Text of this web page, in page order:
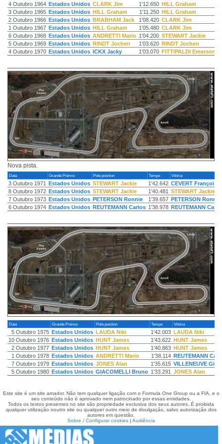
4 Outubro 1964 Estados Unidos CLARK Jim 1'12.650 HILL Graham
3 Outubro 1965 Estados Unidos HILL Graham 1'11.250 HILL Graham
2 Outubro 1966 Estados Unidos BRABHAM Jack 1'08.420 CLARK Jim
1 Outubro 1967 Estados Unidos HILL Graham 1'05.480 CLARK Jim
6 Outubro 1968 Estados Unidos ANDRETTI Mario 1'04.200 STEWART Jackie
5 Outubro 1969 Estados Unidos RINDT Jochen 1'03.620 RINDT Jochen
4 Outubro 1970 Estados Unidos ICKX Jacky 1'03.070 FITTIPALDI Emerson
Nova pista.
Data Grande Prémio Pole position Tempo Vitória
3 Outubro 1971 Estados Unidos STEWART Jackie 1'42.642 CEVERT François
8 Outubro 1972 Estados Unidos STEWART Jackie 1'40.481 STEWART Jackie
7 Outubro 1973 Estados Unidos PETERSON Ronnie 1'39.657 PETERSON Ronnie
6 Outubro 1974 Estados Unidos REUTEMANN Carlos 1'38.978 REUTEMANN
Data Grande Prémio Pole position Tempo Vitória
5 Outubro 1975 Estados Unidos LAUDA Niki 1'42.003 LAUDA Niki
10 Outubro 1976 Estados Unidos HUNT James 1'43.622 HUNT James
2 Outubro 1977 Estados Unidos HUNT James 1'40.863 HUNT James
1 Outubro 1978 Estados Unidos ANDRETTI Mario 1'38.114 REUTEMANN
7 Outubro 1979 Estados Unidos JONES Alan 1'35.615 VILLENEUVE
5 Outubro 1980 Estados Unidos GIACOMELLI Bruno 1'33.291 JONES Alan
Este site é um site amador. Não tem qualquer ligação com o Formula One Group ou a FIA, e o
seu conteúdo não é aprovado nem patrocinado por essas entidades.
Todos os textos presentes no site são propriedade exclusiva dos seus autores. É proibida
qualquer utilização noutro site ou qualquer outro meio de divulgação, salvo autorização dos
autores em questão.
Sobre / Configurar cookies| Audiência